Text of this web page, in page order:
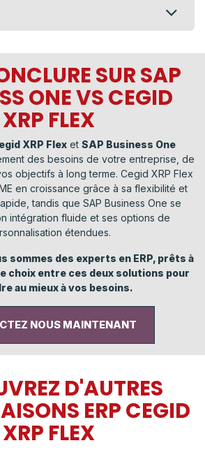
SUR SAP
ONE VS CEGID
XRP FLEX
XRP Flex et SAP Business One
des besoins de votre entreprise, de
objectifs à long terme. Cegid XRP Flex
en croissance grâce à sa flexibilité et
tandis que SAP Business One se
intégration fluide et ses options de
étendues.
sommes des experts en ERP, prêts à
choix entre ces deux solutions pour
au mieux à vos besoins.
NOUS MAINTENANT
D'AUTRES
ERP CEGID
XRP FLEX